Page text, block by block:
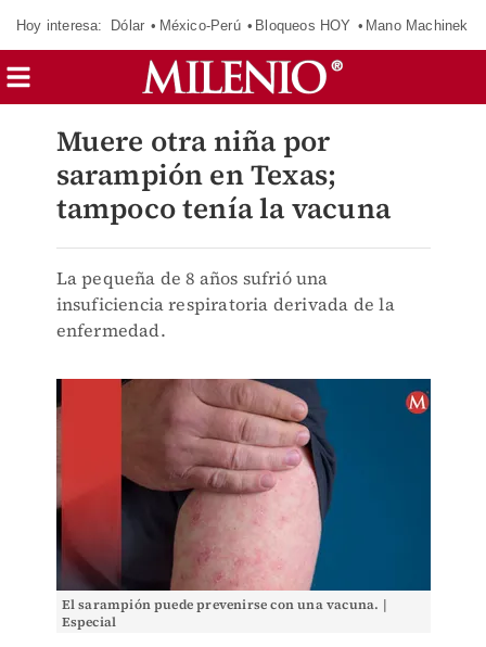
Hoy interesa: Dólar México-Perú Bloqueos HOY Mano Machinek
Muere otra niña por
sarampión en Texas;
tampoco tenía la vacuna
La pequeña de 8 años sufrió una
insuficiencia respiratoria derivada de la
enfermedad.
El sarampión puede prevenirse con una vacuna. |
Especial